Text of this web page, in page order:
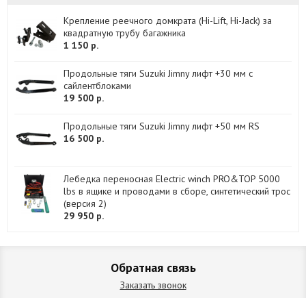
Крепление реечного домкрата (Hi-Lift, Hi-Jack) за
квадратную трубу багажника
1 150 р.
Продольные тяги Suzuki Jimny лифт +30 мм с
сайлентблоками
19 500 р.
Продольные тяги Suzuki Jimny лифт +50 мм RS
16 500 р.
Лебедка переносная Electric winch PRO&TOP 5000
lbs в ящике и проводами в сборе, синтетический трос
(версия 2)
29 950 р.
Обратная связь
Заказать звонок